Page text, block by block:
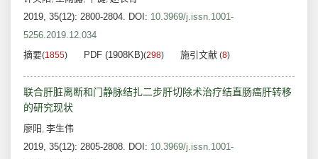
2019, 35(12): 2800-2804. DOI: 10.3969/j.issn.1001-
5256.2019.12.034
摘要(1855) PDF (1908KB)(298) 施引文献 (8)
联合肝脏离断和门静脉结扎二步肝切除术治疗结直肠癌肝转移
的研究现状
廖阳 , 李生伟
2019, 35(12): 2805-2808. DOI: 10.3969/j.issn.1001-